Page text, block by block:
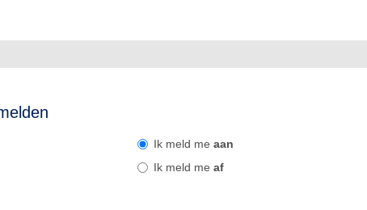
Ik meld me aan
Ik meld me af